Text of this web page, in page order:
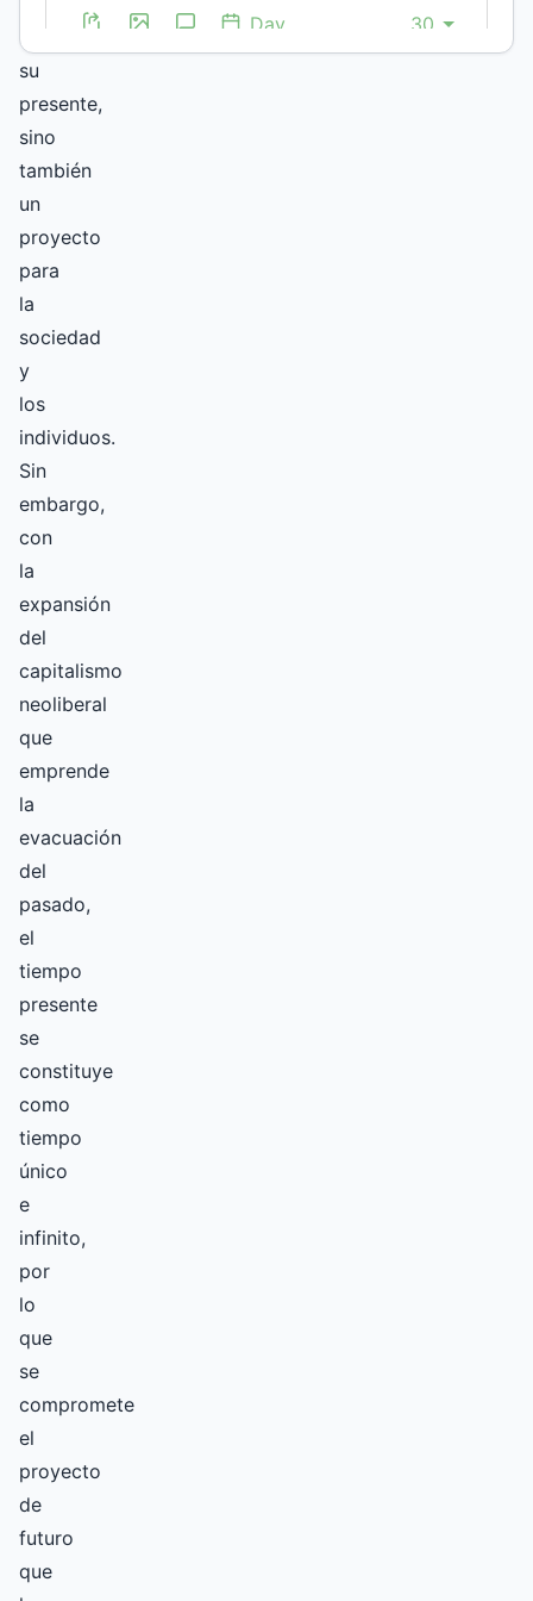
solo
su
presente,
sino
también
un
proyecto
para
la
sociedad
y
los
individuos.
Sin
embargo,
con
la
expansión
del
capitalismo
neoliberal
que
emprende
la
evacuación
del
pasado,
el
tiempo
presente
se
constituye
como
tiempo
único
e
infinito,
por
lo
que
se
compromete
el
proyecto
de
futuro
que